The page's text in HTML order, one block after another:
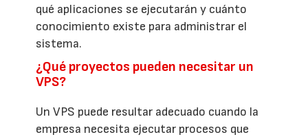
qué aplicaciones se ejecutarán y cuánto
conocimiento existe para administrar el
sistema.
¿Qué proyectos pueden necesitar un
VPS?
Un VPS puede resultar adecuado cuando la
empresa necesita ejecutar procesos que